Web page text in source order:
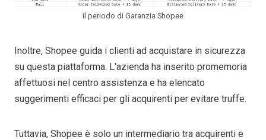
il periodo di Garanzia Shopee
Inoltre, Shopee guida i clienti ad acquistare in sicurezza
su questa piattaforma. L'azienda ha inserito promemoria
affettuosi nel centro assistenza e ha elencato
suggerimenti efficaci per gli acquirenti per evitare truffe.
Tuttavia, Shopee è solo un intermediario tra acquirenti e